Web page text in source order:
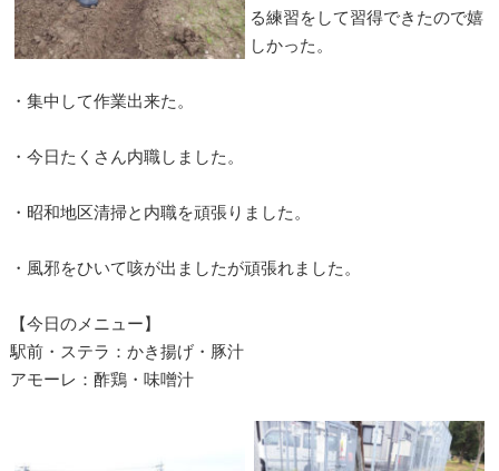
る練習をして習得できたので嬉
しかった。
・集中して作業出来た。
・今日たくさん内職しました。
・昭和地区清掃と内職を頑張りました。
・風邪をひいて咳が出ましたが頑張れました。
【今日のメニュー】
駅前・ステラ：かき揚げ・豚汁
アモーレ：酢鶏・味噌汁